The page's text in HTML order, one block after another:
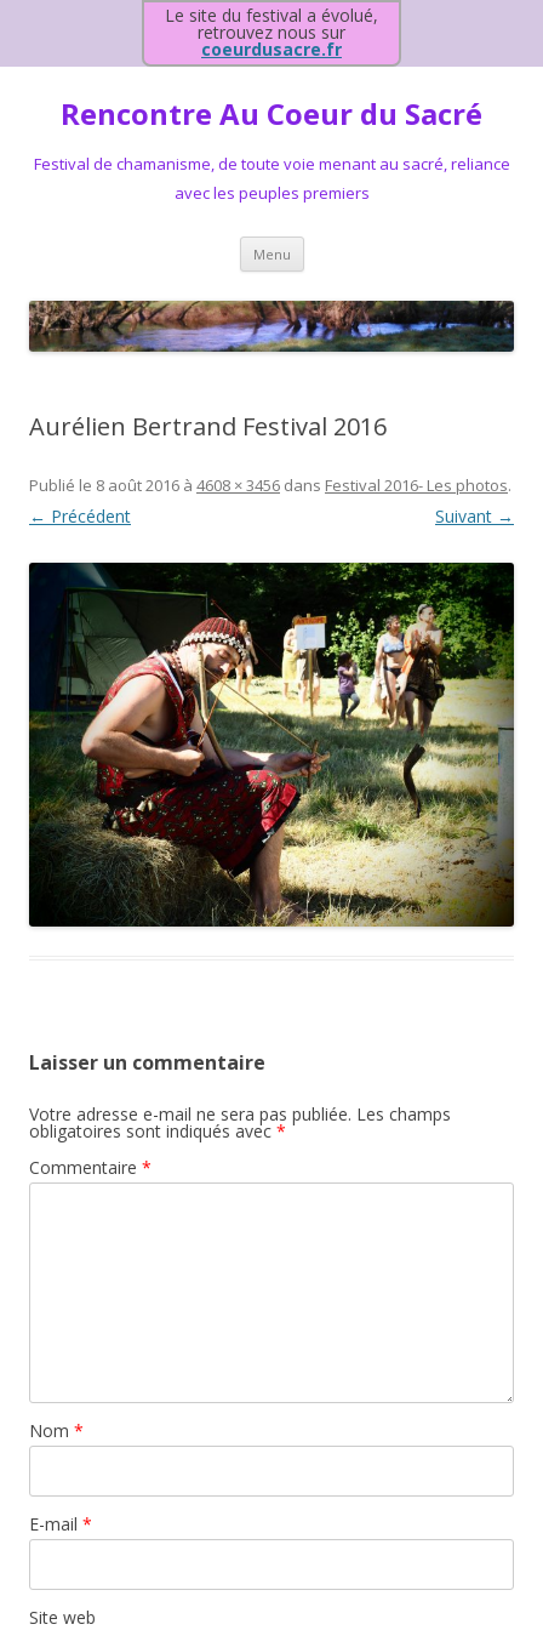
Le site du festival a évolué,
retrouvez nous sur
coeurdusacre.fr
Rencontre Au Coeur du Sacré
Festival de chamanisme, de toute voie menant au sacré, reliance
avec les peuples premiers
Menu Aller au contenu principal
Aurélien Bertrand Festival 2016
Publié le 8 août 2016 à 4608 × 3456 dans Festival 2016- Les photos.
← Précédent Suivant →
Laisser un commentaire
Votre adresse e-mail ne sera pas publiée. Les champs
obligatoires sont indiqués avec *
Commentaire *
Nom *
E-mail *
Site web